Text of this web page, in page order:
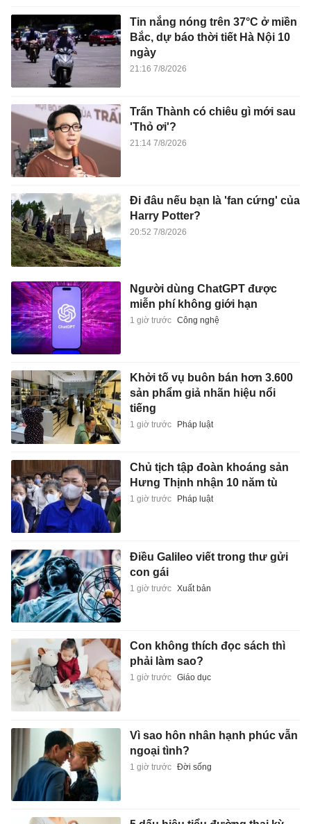
Tin nắng nóng trên 37°C ở miền
Bắc, dự báo thời tiết Hà Nội 10
ngày
21:16 7/8/2026
Trấn Thành có chiêu gì mới sau
'Thỏ ơi'?
21:14 7/8/2026
Đi đâu nếu bạn là 'fan cứng' của
Harry Potter?
20:52 7/8/2026
Người dùng ChatGPT được
miễn phí không giới hạn
1 giờ trước Công nghệ
Khởi tố vụ buôn bán hơn 3.600
sản phẩm giả nhãn hiệu nổi
tiếng
1 giờ trước Pháp luật
Chủ tịch tập đoàn khoáng sản
Hưng Thịnh nhận 10 năm tù
1 giờ trước Pháp luật
Điều Galileo viết trong thư gửi
con gái
1 giờ trước Xuất bản
Con không thích đọc sách thì
phải làm sao?
1 giờ trước Giáo dục
Vì sao hôn nhân hạnh phúc vẫn
ngoại tình?
1 giờ trước Đời sống